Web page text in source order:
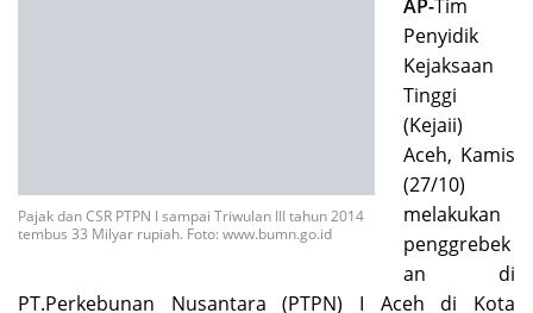
AP-Tim
Penyidik
Kejaksaan
Tinggi
(Kejaii)
Aceh, Kamis (27/10) melakukan penggrebekan di
PT.Perkebunan Nusantara (PTPN) I Aceh di Kota
Langsa.
Penggrebekan tersebut dilakukan terkait dugaan
penyimpangan dana peumakmu gampoeng yang dari